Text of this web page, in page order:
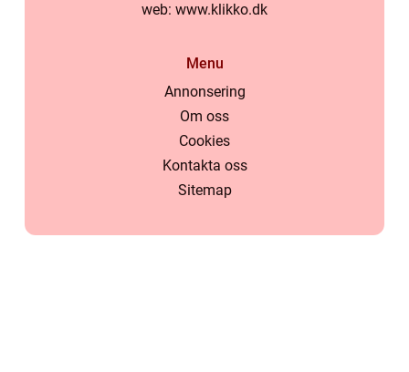
web: www.klikko.dk
Menu
Annonsering
Om oss
Cookies
Kontakta oss
Sitemap